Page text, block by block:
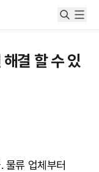
결 할 수 있
물류 업체부터